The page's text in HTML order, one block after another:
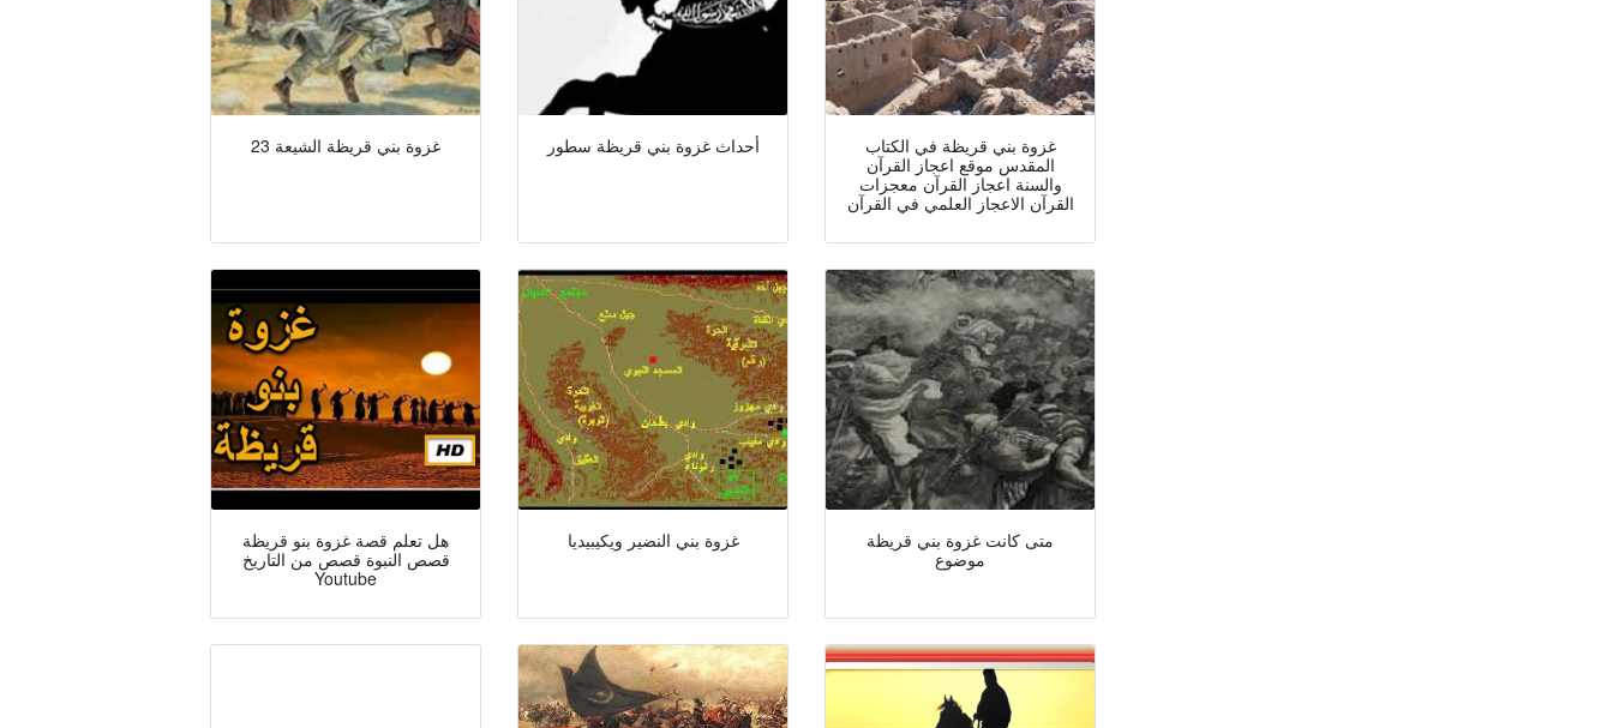
23 غزوة بني قريظة الشیعة أحداث غزوة بني قريظة سطور
غزوة بني قريظة في الكتاب
المقدس موقع اعجاز القرآن
والسنة اعجاز القرآن معجزات
القرآن الاعجاز العلمي في القرآن
هل تعلم قصة غزوة بنو قريظة
قصص النبوة قصص من التاريخ
Youtube
غزوة بني النضير ويكيبيديا
متى كانت غزوة بني قريظة
موضوع